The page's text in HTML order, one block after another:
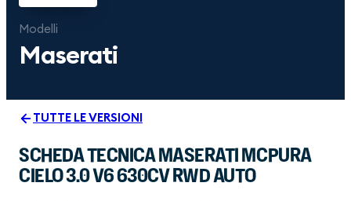
Modelli
Maserati
TUTTE LE VERSIONI
SCHEDA TECNICA MASERATI MCPURA
CIELO 3.0 V6 630CV RWD AUTO